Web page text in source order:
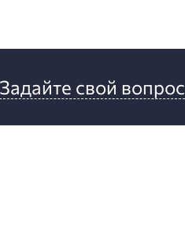
Задайте свой вопрос